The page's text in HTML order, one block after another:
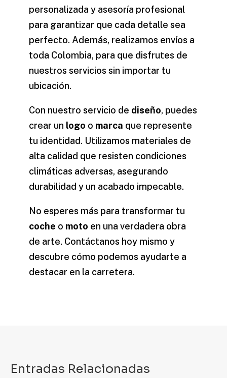
personalizada y asesoría profesional
para garantizar que cada detalle sea
perfecto. Además, realizamos envíos a
toda Colombia, para que disfrutes de
nuestros servicios sin importar tu
ubicación.
Con nuestro servicio de diseño, puedes
crear un logo o marca que represente
tu identidad. Utilizamos materiales de
alta calidad que resisten condiciones
climáticas adversas, asegurando
durabilidad y un acabado impecable.
No esperes más para transformar tu
coche o moto en una verdadera obra
de arte. Contáctanos hoy mismo y
descubre cómo podemos ayudarte a
destacar en la carretera.
Entradas Relacionadas